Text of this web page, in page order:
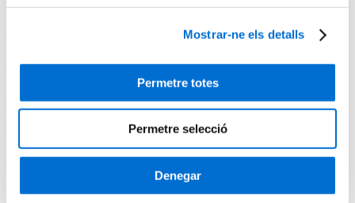
Mostrar-ne els detalls
Permetre totes
Permetre selecció
Denegar
amb un enfocament molt visual i accessible. A banda dels criteris
coneguts a Catalunya: ceps, rovellons, apagallums, ous de reig,
llenegues, fredolics, rossinyols, entre d'altres.
També parlarem de comestibilitat, toxicitat, normatives de
recol·lecció, i de com són d'importants els fongs per a la